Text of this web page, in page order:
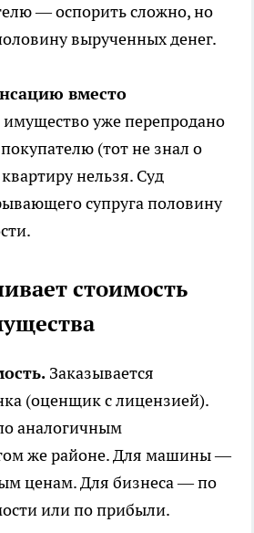
— оспорить сложно, но
вырученных денег.
вместо
имущество уже перепродано
(тот не знал о
нельзя. Суд
супруга половину
стоимость
Заказывается
(оценщик с лицензией).
аналогичным
же районе. Для машины —
ценам. Для бизнеса — по
или по прибыли.